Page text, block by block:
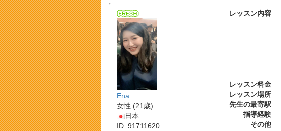
Ena
女性 (21歳)
日本
ID: 91711620
レッスン内容
レッスン料金
レッスン場所
先生の最寄駅
指導経験
その他